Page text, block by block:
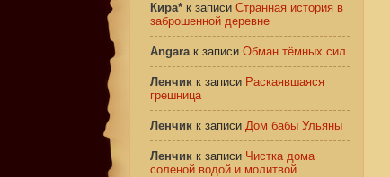
Кира* к записи Странная история в
заброшенной деревне
Angaraк записи Обман тёмных сил
Ленчик к записи Раскаявшаяся
грешница
Ленчик к записи Дом бабы Ульяны
Ленчик к записи Чистка дома
соленой водой и молитвой